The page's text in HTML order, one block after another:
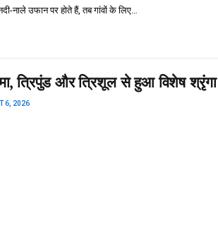
नाले उफान पर होते हैं, तब गांवों के लिए…
त्रिपुंड और त्रिशूल से हुआ विशेष श्रृंगा
6, 2026